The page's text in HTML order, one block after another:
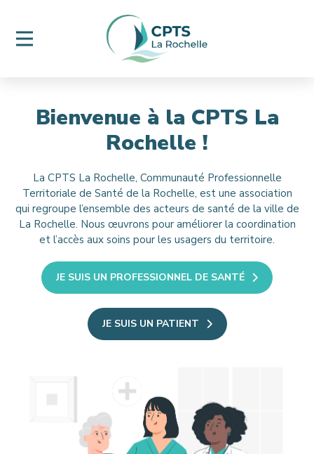
Bienvenue à la CPTS La
Rochelle !
La CPTS La Rochelle, Communauté Professionnelle
Territoriale de Santé de la Rochelle, est une association
qui regroupe l’ensemble des acteurs de santé de la ville de
La Rochelle. Nous œuvrons pour améliorer la coordination
et l’accès aux soins pour les usagers du territoire.
JE SUIS UN PROFESSIONNEL DE SANTÉ
JE SUIS UN PATIENT